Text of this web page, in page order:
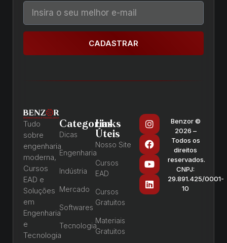
CADASTRAR
Tudo
sobre
engenharia
moderna,
Cursos
EAD e
Soluções
em
Engenharia
e
Tecnologia
Categorias
Dicas
Engenharia
Indústria
Mercado
Softwares
Tecnologia
Links
Úteis
Nosso Site
Cursos
EAD
Cursos
Gratuitos
Materiais
Gratuitos
Benzor ©
2026 –
Todos os
direitos
reservados.
CNPJ:
29.891.425/0001-
10